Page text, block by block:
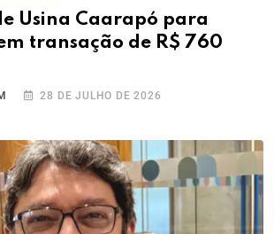
Usina Caarapó para
transação de R$ 760
28 DE JULHO DE 2026